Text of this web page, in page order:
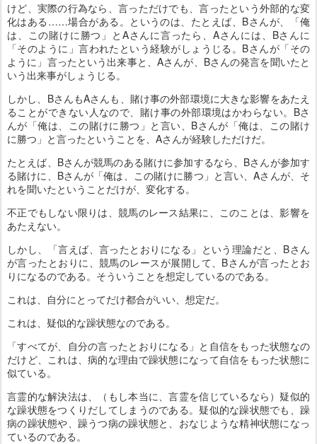
けど、実際の行為なら、言っただけでも、言ったという外部的な変
化はある……場合がある。というのは、たとえば、Bさんが、「俺
は、この賭けに勝つ」とAさんに言ったら、Aさんには、Bさんに
「そのように」言われたという経験がしょうじる。Bさんが「その
ように」言ったという出来事と、Aさんが、Bさんの発言を聞いたと
いう出来事がしょうじる。
しかし、BさんもAさんも、賭け事の外部環境に大きな影響をあたえ
ることができない人なので、賭け事の外部環境はかわらない。Bさ
んが「俺は、この賭けに勝つ」と言い、Bさんが「俺は、この賭け
に勝つ」と言ったということを、Aさんが経験しただけだ。
たとえば、Bさんが競馬のある賭けに参加するなら、Bさんが参加す
る賭けに、Bさんが「俺は、この賭けに勝つ」と言い、Aさんが、そ
れを聞いたということだけが、変化する。
不正でもしない限りは、競馬のレース結果に、このことは、影響を
あたえない。
しかし、「言えば、言ったとおりになる」という理論だと、Bさん
が言ったとおりに、競馬のレースが展開して、Bさんが言ったとお
りになるのである。そういうことを想定しているのである。
これは、自分にとってだけ都合がいい、想定だ。
これは、疑似的な躁状態なのである。
「すべてが、自分の言ったとおりになる」と自信をもった状態なの
だけど、これは、病的な理由で躁状態になって自信をもった状態に
似ている。
言霊的な解決法は、（もし本当に、言霊を信じているなら）疑似的
な躁状態をつくりだしてしまうのである。疑似的な躁状態でも、躁
病の躁状態や、躁うつ病の躁状態と、おなじような精神状態になっ
ているのである。